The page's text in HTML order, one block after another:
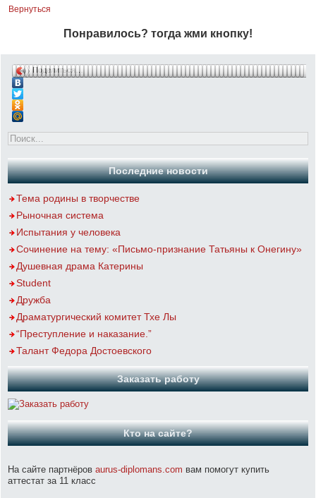
Вернуться
Понравилось? тогда жми кнопку!
Поделиться…
Последние новости
Тема родины в творчестве
Рыночная система
Испытания у человека
Сочинение на тему: «Письмо-признание Татьяны к Онегину»
Душевная драма Катерины
Student
Дружба
Драматургический комитет Тхе Лы
“Преступление и наказание.”
Талант Федора Достоевского
Заказать работу
Кто на сайте?
На сайте партнёров aurus-diplomans.com вам помогут купить
аттестат за 11 класс